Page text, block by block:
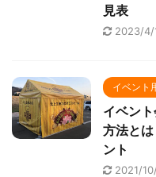
見表
2023/4/
イベント
イベン
方法と
ント
2021/